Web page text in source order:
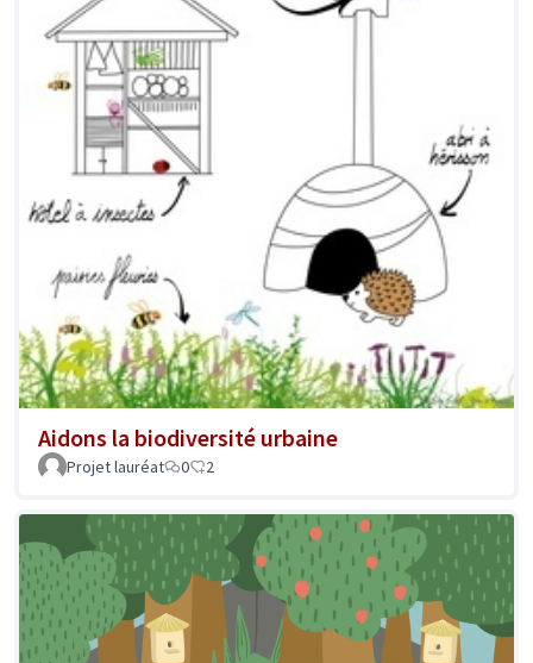
Aidons la biodiversité urbaine
Projet lauréat 0 2